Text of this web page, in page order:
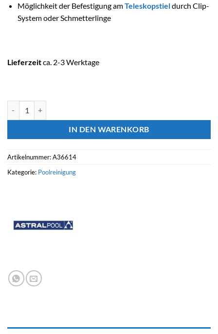
Möglichkeit der Befestigung amTeleskopstieldurch Clip-
System oder Schmetterlinge
Lieferzeitca. 2-3 Werktage
IN DEN WARENKORB
Artikelnummer:A36614
Kategorie: Poolreinigung